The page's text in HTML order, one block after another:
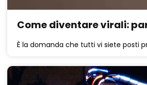
Come diventare virali:
È la domanda che tutti vi siete posti